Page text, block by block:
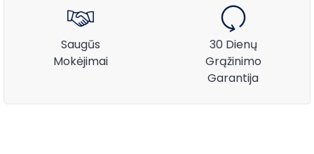
Saugūs
Mokėjimai
30 Dienų
Grąžinimo
Garantija